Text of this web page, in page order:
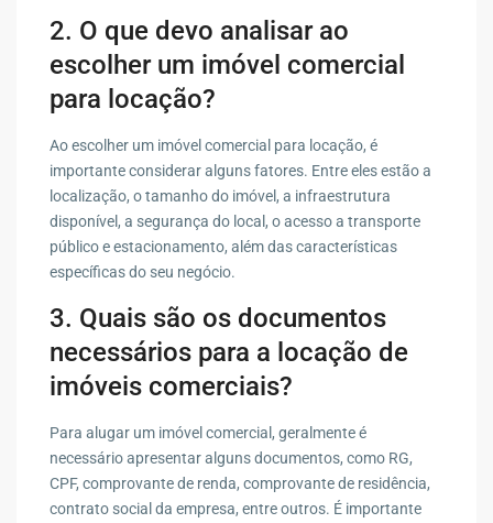
2. O que devo analisar ao
escolher um imóvel comercial
para locação?
Ao escolher um imóvel comercial para locação, é
importante considerar alguns fatores. Entre eles estão a
localização, o tamanho do imóvel, a infraestrutura
disponível, a segurança do local, o acesso a transporte
público e estacionamento, além das características
específicas do seu negócio.
3. Quais são os documentos
necessários para a locação de
imóveis comerciais?
Para alugar um imóvel comercial, geralmente é
necessário apresentar alguns documentos, como RG,
CPF, comprovante de renda, comprovante de residência,
contrato social da empresa, entre outros. É importante